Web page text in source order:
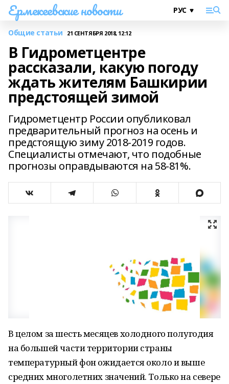
Ермекеевские новости
Общие статьи 21 СЕНТЯБРЯ 2018, 12:12
В Гидрометцентре
рассказали, какую погоду
ждать жителям Башкирии
предстоящей зимой
Гидрометцентр России опубликовал
предварительный прогноз на осень и
предстоящую зиму 2018-2019 годов.
Специалисты отмечают, что подобные
прогнозы оправдываются на 58-81%.
В целом за шесть месяцев холодного полугодия
на большей части территории страны
температурный фон ожидается около и выше
средних многолетних значений. Только на севере